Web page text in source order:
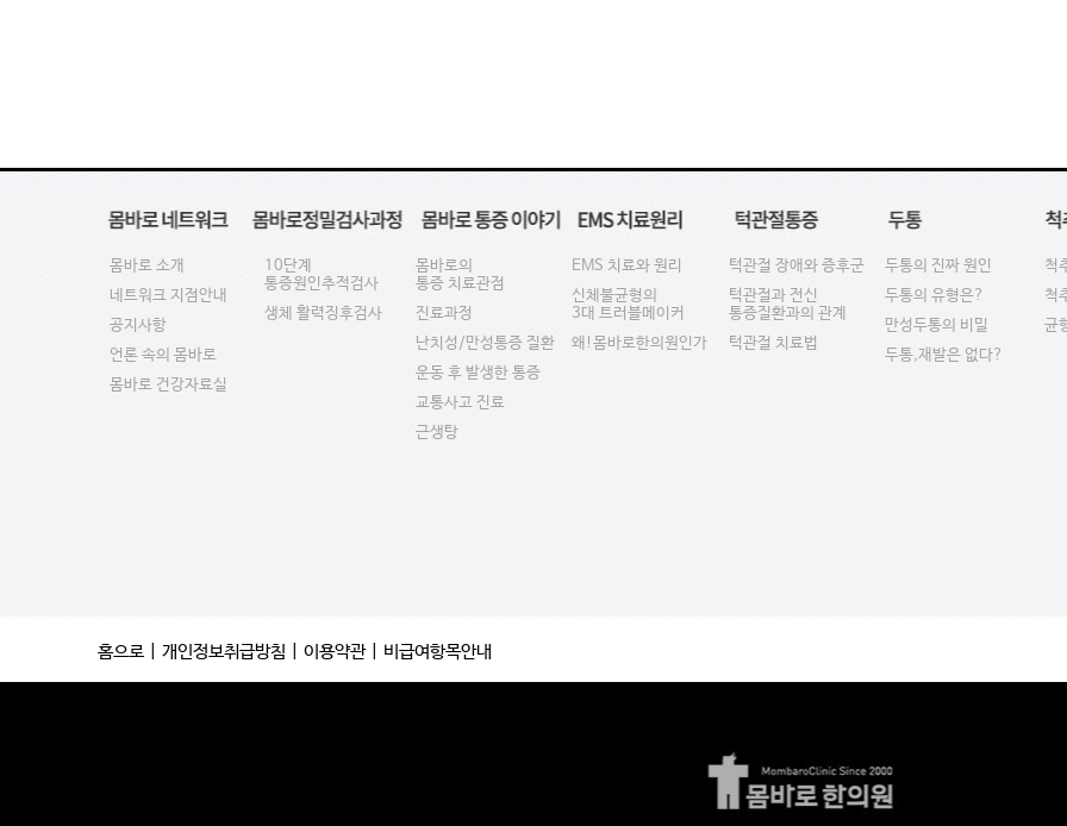
몸바로 소개
네트워크 지점안내
공지사항
언론 속의 몸바로
몸바로 건강자료실
10단계
통증원인추적검사
생체 활력징후검사
몸바로의
통증 치료관점
진료과정
난치성/만성통증 질환
운동 후 발생한 통증
교통사고 진료
근생탕
EMS 치료와 원리
신체불균형의
3대 트러블메이커
왜!몸바로한의원인가
턱관절 장애와 증후군
턱관절과 전신
통증질환과의 관계
턱관절 치료법
두통의 진짜 원인
두통의 유형은?
만성두통의 비밀
두통,재발은 없다?
척
척
균
홈으로 개인정보취급방침 이용약관| 비급여항목안내